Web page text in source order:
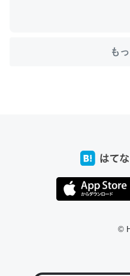
ちょうど同じ理由でEcho
も
©